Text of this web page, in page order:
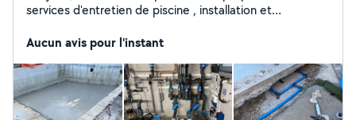
services d'entretien de piscine , installation et
ans dans le domaine de la piscine et la plomberie mon
futur client disponible tout les jours je serait vous
combler de bonheur et rendre vos rêve réalisable et
nager dans un havre de paix. À bientôt L'équipe
Aucun avis pour l'instant